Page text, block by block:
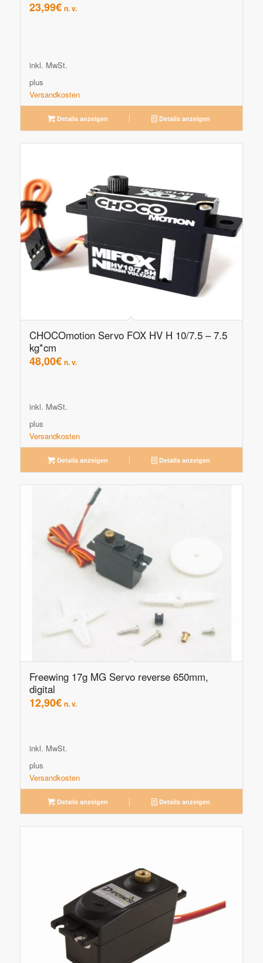
23,99€ n. v.
inkl. MwSt.
plus
Versandkosten
Details anzeigen Details anzeigen
CHOCOmotion Servo FOX HV H 10/7.5 – 7.5
kg*cm
48,00€ n. v.
inkl. MwSt.
plus
Versandkosten
Details anzeigen Details anzeigen
Freewing 17g MG Servo reverse 650mm,
digital
12,90€ n. v.
inkl. MwSt.
plus
Versandkosten
Details anzeigen Details anzeigen